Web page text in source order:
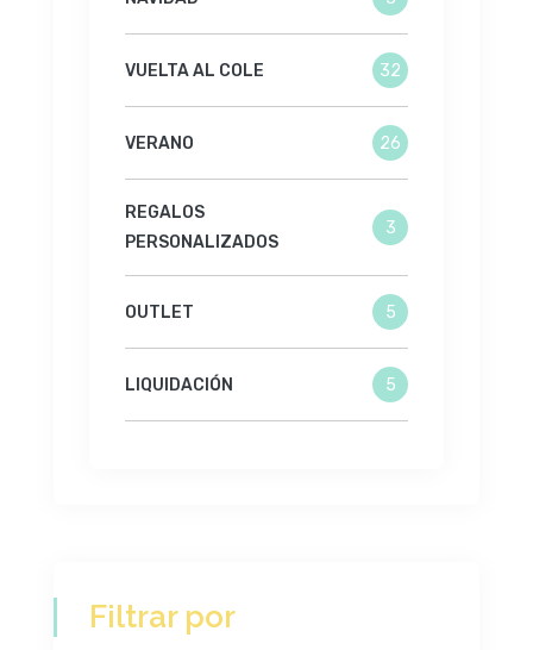
Filtrar por
VUELTA AL COLE 32
VERANO 26
REGALOS
PERSONALIZADOS
3
OUTLET 5
LIQUIDACIÓN 5